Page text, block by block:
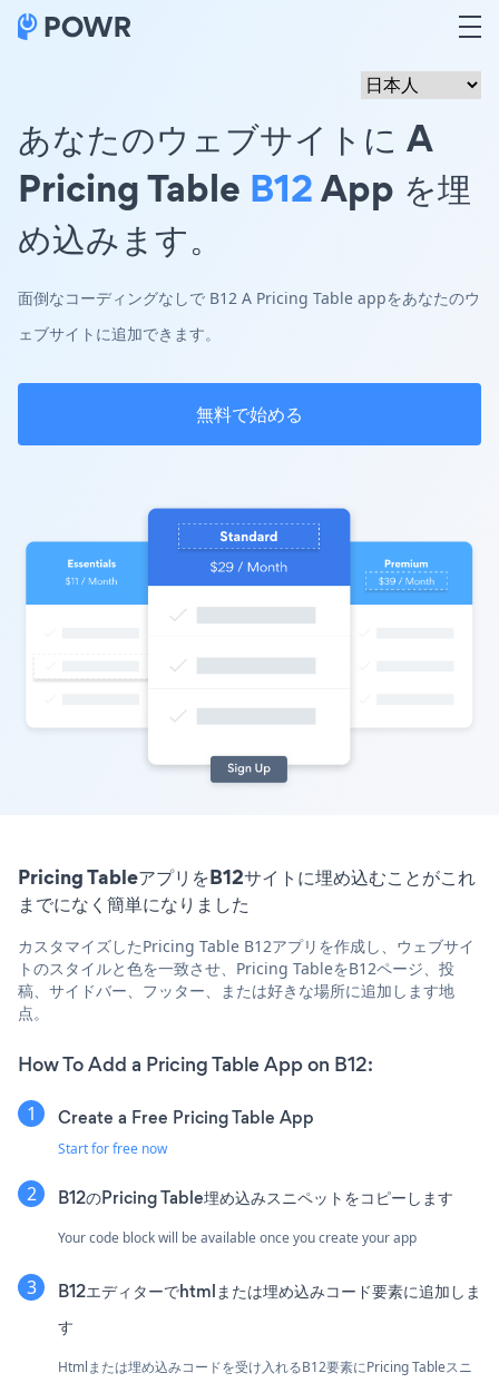
あなたのウェブサイトに A
Pricing Table B12App を埋
め込みます。
面倒なコーディングなしで B12 A Pricing Table appをあなたのウ
ェブサイトに追加できます。
無料で始める
Pricing TableアプリをB12サイトに埋め込むことがこれ
までになく簡単になりました
カスタマイズしたPricing Table B12アプリを作成し、ウェブサイ
トのスタイルと色を一致させ、Pricing TableをB12ページ、投
稿、サイドバー、フッター、または好きな場所に追加します地
点。
How To Add a Pricing Table App on B12:
Create a Free Pricing Table App
Start for free now
B12のPricing Table埋め込みスニペットをコピーします
Your code block will be available once you create your app
B12エディターでhtmlまたは埋め込みコード要素に追加しま
す
Htmlまたは埋め込みコードを受け入れるB12要素にPricing Tableスニ